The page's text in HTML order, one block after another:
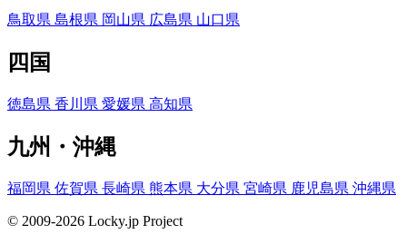
鳥取県 島根県 岡山県 広島県 山口県
四国
徳島県 香川県 愛媛県 高知県
九州・沖縄
福岡県 佐賀県 長崎県 熊本県 大分県 宮崎県 鹿児島県 沖縄県
© 2009-2026 Locky.jp Project